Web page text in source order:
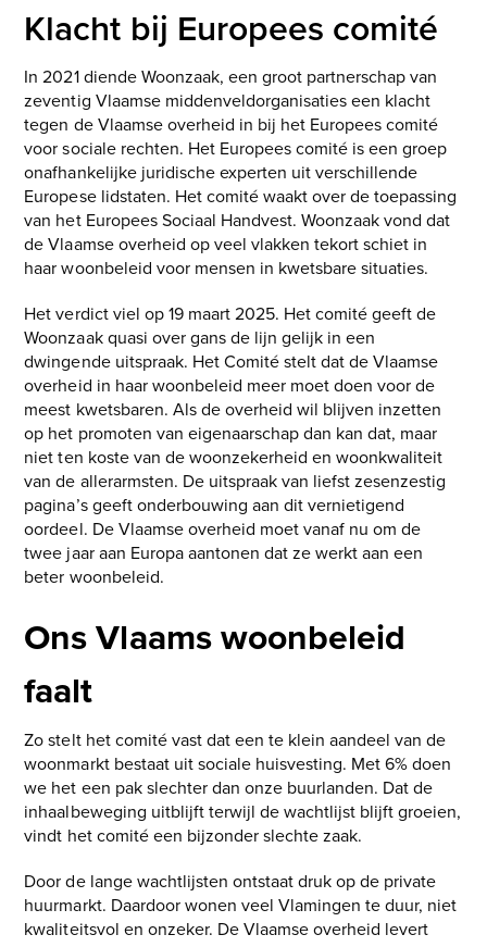
Klacht bij Europees comité
In 2021 diende Woonzaak, een groot partnerschap van
zeventig Vlaamse middenveldorganisaties een klacht
tegen de Vlaamse overheid in bij het Europees comité
voor sociale rechten. Het Europees comité is een groep
onafhankelijke juridische experten uit verschillende
Europese lidstaten. Het comité waakt over de toepassing
van het Europees Sociaal Handvest. Woonzaak vond dat
de Vlaamse overheid op veel vlakken tekort schiet in
haar woonbeleid voor mensen in kwetsbare situaties.
Het verdict viel op 19 maart 2025. Het comité geeft de
Woonzaak quasi over gans de lijn gelijk in een
dwingende uitspraak. Het Comité stelt dat de Vlaamse
overheid in haar woonbeleid meer moet doen voor de
meest kwetsbaren. Als de overheid wil blijven inzetten
op het promoten van eigenaarschap dan kan dat, maar
niet ten koste van de woonzekerheid en woonkwaliteit
van de allerarmsten. De uitspraak van liefst zesenzestig
pagina’s geeft onderbouwing aan dit vernietigend
oordeel. De Vlaamse overheid moet vanaf nu om de
twee jaar aan Europa aantonen dat ze werkt aan een
beter woonbeleid.
Ons Vlaams woonbeleid
faalt
Zo stelt het comité vast dat een te klein aandeel van de
woonmarkt bestaat uit sociale huisvesting. Met 6% doen
we het een pak slechter dan onze buurlanden. Dat de
inhaalbeweging uitblijft terwijl de wachtlijst blijft groeien,
vindt het comité een bijzonder slechte zaak.
Door de lange wachtlijsten ontstaat druk op de private
huurmarkt. Daardoor wonen veel Vlamingen te duur, niet
kwaliteitsvol en onzeker. De Vlaamse overheid levert